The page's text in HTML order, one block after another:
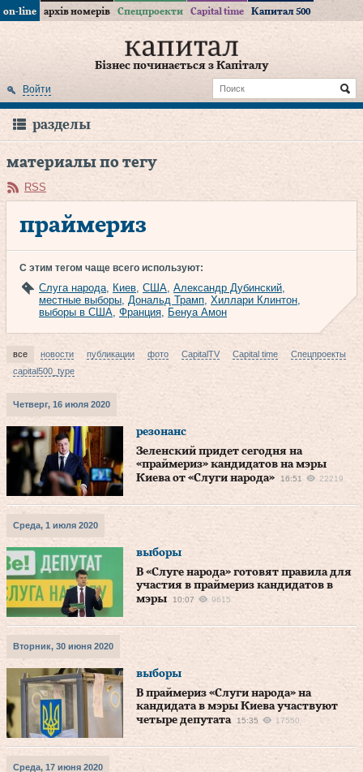
on-line архів номерів Спецпроекти Capital time Капитал 500
Бізнес починається з Капіталу
Войти
разделы
материалы по тегу
RSS
праймериз
С этим тегом чаще всего используют:
Слуга народа, Киев, США, Александр Дубинский,
местные выборы, Дональд Трамп, Хиллари Клинтон,
выборы в США, Франция, Бенуа Амон
все новости публикации фото CapitalTV Capital time
Спецпроекты
capital500_type
Четверг, 16 июля 2020
резонанс
Зеленский придет сегодня на
«праймериз» кандидатов на мэры
Киева от «Слуги народа»
16:51 22219
Среда, 1 июля 2020
выборы
В «Слуге народа» готовят правила для
участия в праймериз кандидатов в
мэры
10:07 9615
Вторник, 30 июня 2020
выборы
В праймериз «Слуги народа» на
кандидата в мэры Киева участвуют
четыре депутата
15:35 17550
Среда, 17 июня 2020